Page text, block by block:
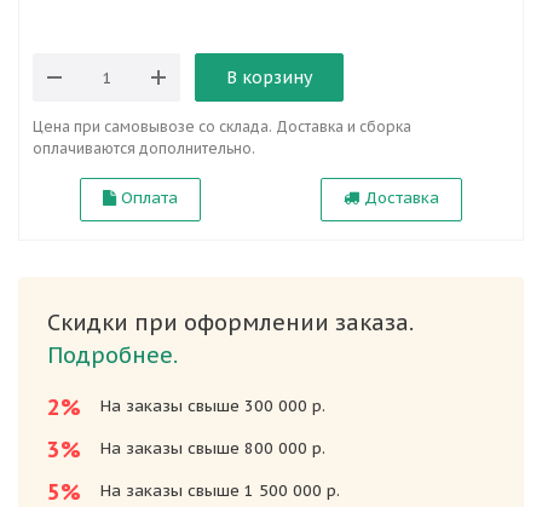
В корзину
Цена при самовывозе со склада. Доставка и сборка
оплачиваются дополнительно.
Оплата Доставка
Скидки при оформлении заказа.
Подробнее.
2%
На заказы свыше 300 000 р.
3% На заказы свыше 800 000 р.
5%
На заказы свыше 1 500 000 р.